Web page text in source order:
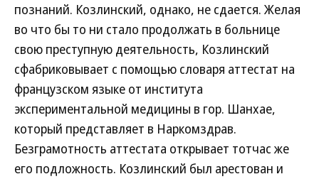
познаний. Козлинский, однако, не сдается. Желая
во что бы то ни стало продолжать в больнице
свою преступную деятельность, Козлинский
сфабриковывает с помощью словаря аттестат на
французском языке от института
экспериментальной медицины в гор. Шанхае,
который представляет в Наркомздрав.
Безграмотность аттестата открывает тотчас же
его подложность. Козлинский был арестован и